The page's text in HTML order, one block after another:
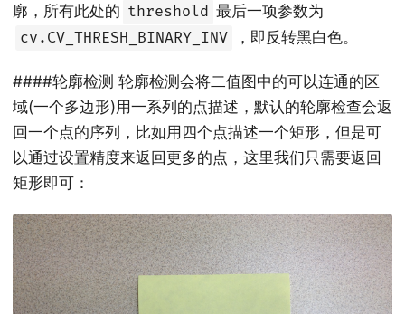
廓，所有此处的 threshold 最后一项参数为
cv.CV_THRESH_BINARY_INV
，即反转黑白色。
####轮廓检测 轮廓检测会将二值图中的可以连通的区
域(一个多边形)用一系列的点描述，默认的轮廓检查会返
回一个点的序列，比如用四个点描述一个矩形，但是可
以通过设置精度来返回更多的点，这里我们只需要返回
矩形即可：